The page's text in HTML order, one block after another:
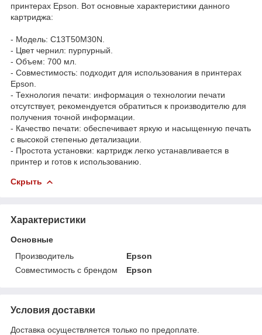
принтерах Epson. Вот основные характеристики данного
картриджа:
- Модель: C13T50M30N.
- Цвет чернил: пурпурный.
- Объем: 700 мл.
- Совместимость: подходит для использования в принтерах
Epson.
- Технология печати: информация о технологии печати
отсутствует, рекомендуется обратиться к производителю для
получения точной информации.
- Качество печати: обеспечивает яркую и насыщенную печать
с высокой степенью детализации.
- Простота установки: картридж легко устанавливается в
принтер и готов к использованию.
Скрыть
Характеристики
Основные
Производитель
Epson
Совместимость с брендом
Epson
Условия доставки
Доставка осуществляется только по предоплате.